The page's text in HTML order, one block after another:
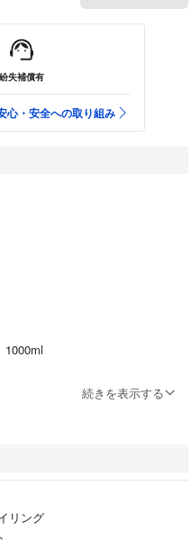
紛失補償有
心・安全への取り組み
1000ml
続きを表示する
リング